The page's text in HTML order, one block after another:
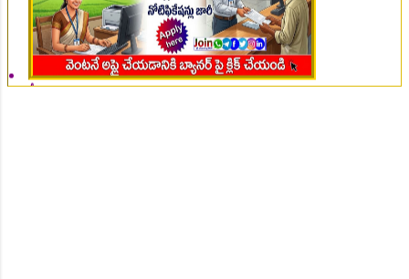
👆Online Applications Ends on 07-August-2026